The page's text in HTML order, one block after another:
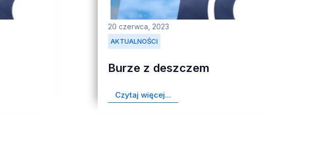
AKTUALNOŚCI
20 czerwca, 2023
Burze z deszczem
Czytaj więcej...